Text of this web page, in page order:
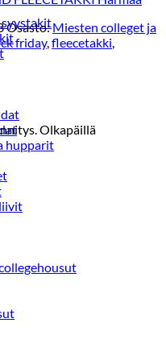
hupparit
Osasto:Miesten colleget ja
friday,fleecetakki,
Olkapäillä